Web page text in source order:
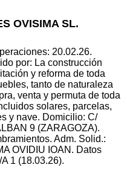
OVISIMA SL.
20.02.26.
por: La construcción
y reforma de toda
tanto de naturaleza
venta y permuta de toda
solares, parcelas,
y nave. Domicilio: C/
9 (ZARAGOZA).
Adm. Solid.:
OVIDIU IOAN. Datos
1 (18.03.26).